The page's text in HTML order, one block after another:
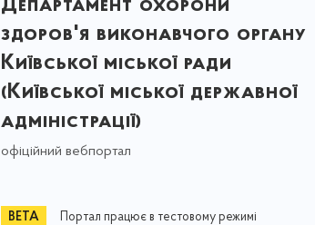
Департамент охорони
здоров'я виконавчого органу
Київської міської ради
(Київської міської державної
адміністрації)
офіційний вебпортал
Портал працює в тестовому режимі